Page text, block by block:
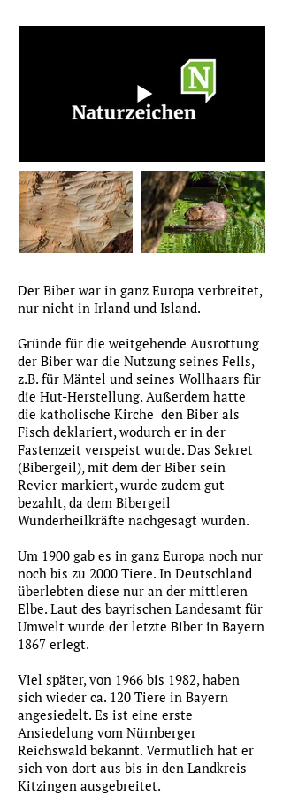
Der Biber war in ganz Europa verbreitet,
nur nicht in Irland und Island.
Gründe für die weitgehende Ausrottung
der Biber war die Nutzung seines Fells,
z.B. für Mäntel und seines Wollhaars für
die Hut-Herstellung. Außerdem hatte
die katholische Kirche den Biber als
Fisch deklariert, wodurch er in der
Fastenzeit verspeist wurde. Das Sekret
(Bibergeil), mit dem der Biber sein
Revier markiert, wurde zudem gut
bezahlt, da dem Bibergeil
Wunderheilkräfte nachgesagt wurden.
Um 1900 gab es in ganz Europa noch nur
noch bis zu 2000 Tiere. In Deutschland
überlebten diese nur an der mittleren
Elbe. Laut des bayrischen Landesamt für
Umwelt wurde der letzte Biber in Bayern
1867 erlegt.
Viel später, von 1966 bis 1982, haben
sich wieder ca. 120 Tiere in Bayern
angesiedelt. Es ist eine erste
Ansiedelung vom Nürnberger
Reichswald bekannt. Vermutlich hat er
sich von dort aus bis in den Landkreis
Kitzingen ausgebreitet.